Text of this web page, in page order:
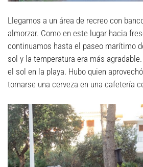
Llegamos a un área de recreo con
almorzar. Como en este lugar hacia
continuamos hasta el paseo marítimo
sol y la temperatura era más
el sol en la playa. Hubo quien
tomarse una cerveza en una cafetería